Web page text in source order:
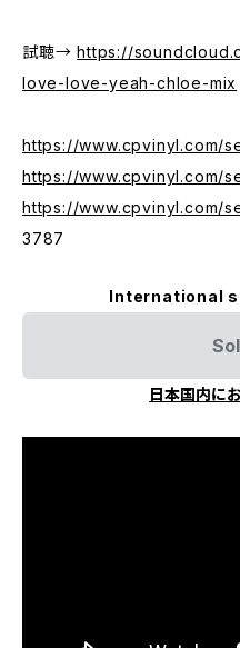
試聴→https://
love-love-yeah-chloe-mix
https://www.cpvinyl.com/
https://www.cpvinyl.com/
https://www.cpvinyl.com/
3787
International
日本国内に